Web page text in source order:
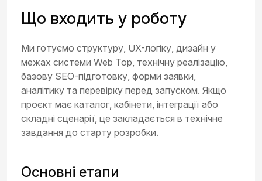
Що входить у роботу
Ми готуємо структуру, UX-логіку, дизайн у
межах системи Web Top, технічну реалізацію,
базову SEO-підготовку, форми заявки,
аналітику та перевірку перед запуском. Якщо
проєкт має каталог, кабінети, інтеграції або
складні сценарії, це закладається в технічне
завдання до старту розробки.
Основні етапи